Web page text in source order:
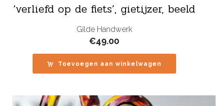
‘verliefd op de fiets’, gietijzer, beeld
Gilde Handwerk
€49.00
Toevoegen aan winkelwagen